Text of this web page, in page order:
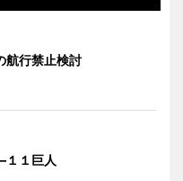
航行禁止検討
１１巨人